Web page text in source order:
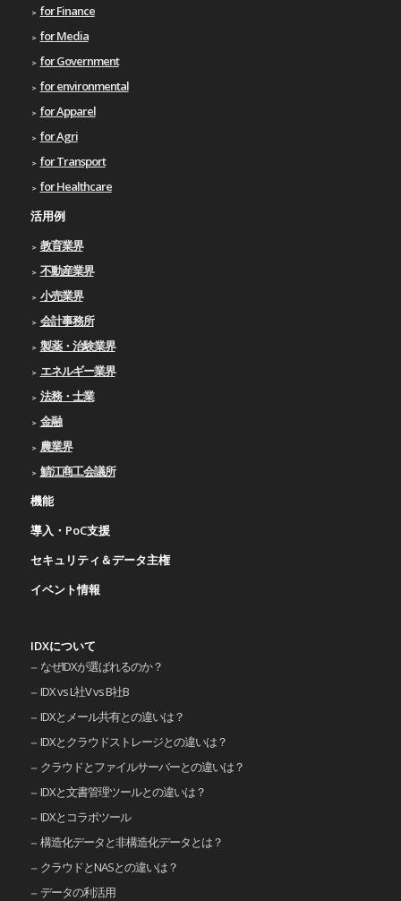
for Finance
for Media
for Government
for environmental
for Apparel
for Agri
for Transport
for Healthcare
活用例
教育業界
不動産業界
小売業界
会計事務所
製薬・治験業界
エネルギー業界
法務・士業
金融
農業界
鯖江商工会議所
機能
導入・PoC支援
セキュリティ＆データ主権
イベント情報
IDXについて
なぜIDXが選ばれるのか？
IDX vs L社V vs B社B
IDXとメール共有との違いは？
IDXとクラウドストレージとの違いは？
クラウドとファイルサーバーとの違いは？
IDXと文書管理ツールとの違いは？
IDXとコラボツール
構造化データと非構造化データとは？
クラウドとNASとの違いは？
データの利活用